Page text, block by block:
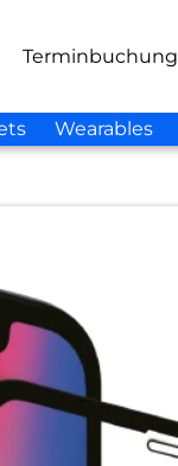
Terminbuchung
Wearables